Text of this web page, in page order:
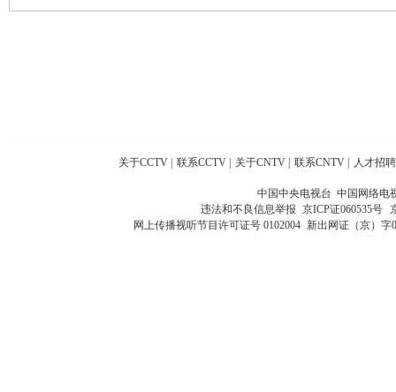
关于CCTV 联系CCTV 关于CNTV 联系CNTV 人才招聘
中国中央电视台 中国网络电
违法和不良信息举报 京ICP证060535号
网上传播视听节目许可证号 0102004 新出网证（京）